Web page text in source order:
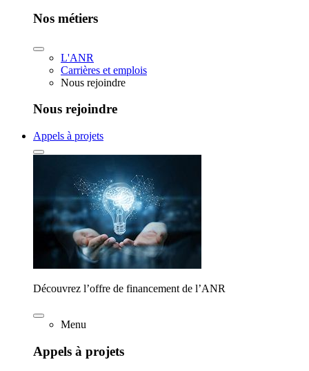
Nos métiers
L'ANR
Carrières et emplois
Nous rejoindre
Nous rejoindre
Appels à projets
Découvrez l’offre de financement de l’ANR
Menu
Appels à projets